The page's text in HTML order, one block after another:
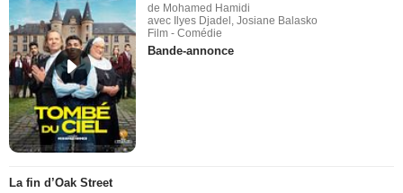
de Mohamed Hamidi
avec Ilyes Djadel, Josiane Balasko
Film - Comédie
Bande-annonce
La fin d’Oak Street